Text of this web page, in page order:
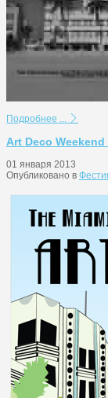
Подробнее ...
Art Deco
01 января 2013
Опубликовано в